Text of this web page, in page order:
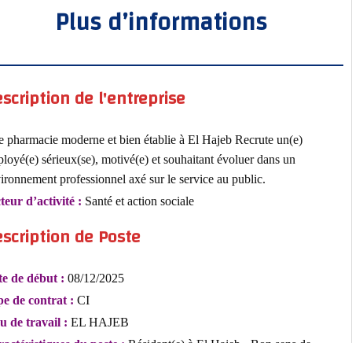
Plus d’informations
Description de l'entreprise
Une pharmacie moderne et bien établie à El Hajeb Recrute un(e)
employé(e) sérieux(se), motivé(e) et souhaitant évoluer dans un
environnement professionnel axé sur le service au public.
Secteur d’activité :Santé et action sociale
Description de Poste
Date de début :08/12/2025
Type de contrat :
Lieu de travail :EL HAJEB